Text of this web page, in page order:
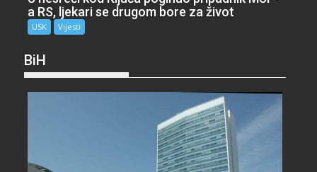
a RS, ljekari se drugom bore za život
USK Vijesti
BiH